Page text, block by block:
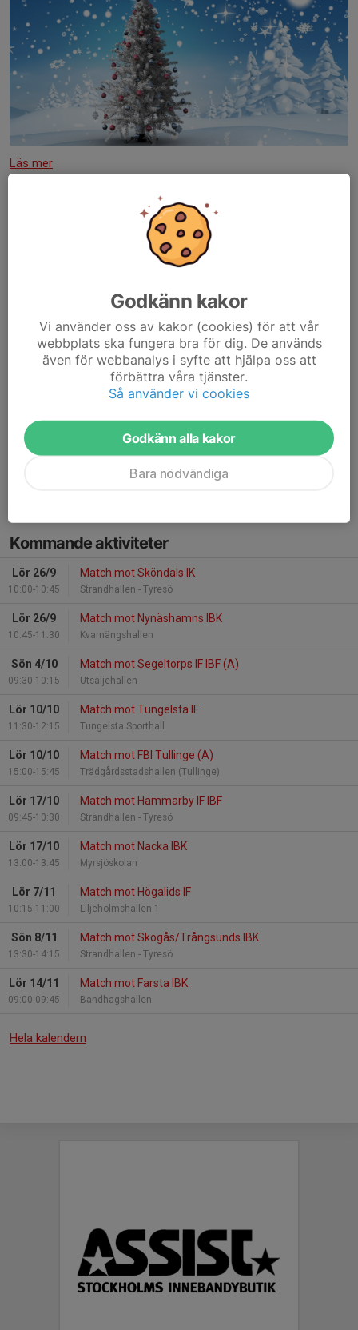
Läs mer
0 kommentarer
Kommande aktiviteter
Lör 26/9
10:00-10:45
Match mot Sköndals IK
Strandhallen - Tyresö
Lör 26/9
10:45-11:30
Match mot Nynäshamns IBK
Kvarnängshallen
Sön 4/10
09:30-10:15
Match mot Segeltorps IF IBF (A)
Utsäljehallen
Lör 10/10
11:30-12:15
Match mot Tungelsta IF
Tungelsta Sporthall
Lör 10/10
15:00-15:45
Match mot FBI Tullinge (A)
Trädgårdsstadshallen (Tullinge)
Lör 17/10
09:45-10:30
Match mot Hammarby IF IBF
Strandhallen - Tyresö
Lör 17/10
13:00-13:45
Match mot Nacka IBK
Myrsjöskolan
Lör 7/11
10:15-11:00
Match mot Högalids IF
Liljeholmshallen 1
Sön 8/11
13:30-14:15
Match mot Skogås/Trångsunds IBK
Strandhallen - Tyresö
Lör 14/11
09:00-09:45
Match mot Farsta IBK
Bandhagshallen
Hela kalendern
Godkänn kakor
Vi använder oss av kakor (cookies) för att vår
webbplats ska fungera bra för dig. De används
även för webbanalys i syfte att hjälpa oss att
förbättra våra tjänster.
Så använder vi cookies
Godkänn alla kakor
Bara nödvändiga